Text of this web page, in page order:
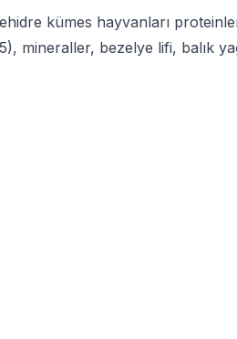
kümes hayvanları
mineraller, bezelye lifi, balık